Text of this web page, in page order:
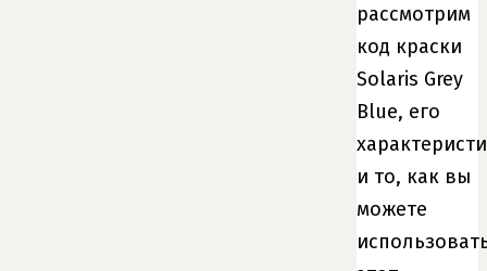
рассмотрим
код краски
Solaris Grey
Blue, его
и то, как вы
можете